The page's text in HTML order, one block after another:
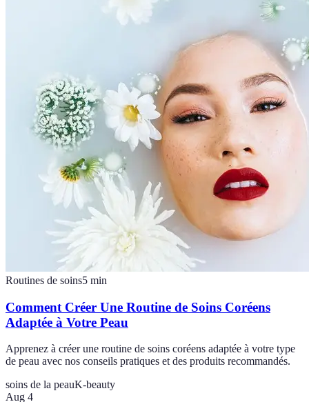
Routines de soins5 min
Comment Créer Une Routine de Soins Coréens
Adaptée à Votre Peau
Apprenez à créer une routine de soins coréens adaptée à votre type
de peau avec nos conseils pratiques et des produits recommandés.
soins de la peauK-beauty
Aug 4